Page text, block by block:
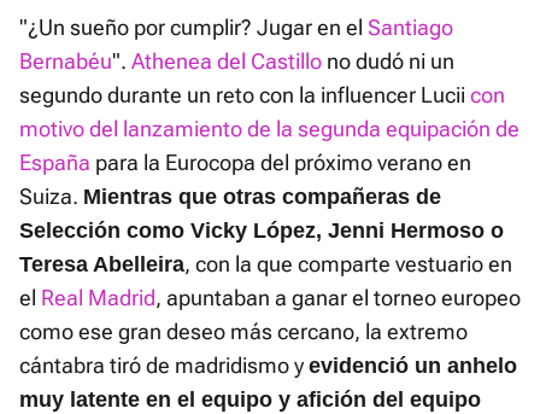
"¿Un sueño por cumplir? Jugar en el Santiago
Bernabéu". Athenea del Castillo no dudó ni un
segundo durante un reto con la influencer Lucii con
motivo del lanzamiento de la segunda equipación de
España para la Eurocopa del próximo verano en
Suiza. Mientras que otras compañeras de
Selección como Vicky López, Jenni Hermoso o
Teresa Abelleira, con la que comparte vestuario en
el Real Madrid, apuntaban a ganar el torneo europeo
como ese gran deseo más cercano, la extremo
cántabra tiró de madridismo y evidenció un anhelo
muy latente en el equipo y afición del equipo